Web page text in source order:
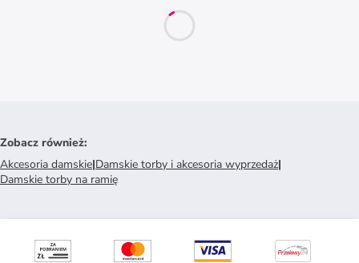
Zobacz również:
Akcesoria damskie|Damskie torby i akcesoria wyprzedaż|
Damskie torby na ramię